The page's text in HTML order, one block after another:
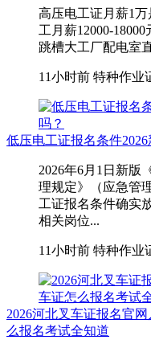
高压电工证月薪1
工月薪12000-
跳槽大工厂配电室
11小时前 特种作业
低压电工证报名条件
2026年6月1日新版
理规定》（应急管
工证报名条件确实
相关岗位...
11小时前 特种作业
2026河北叉车证报名官
么报名考试全知道